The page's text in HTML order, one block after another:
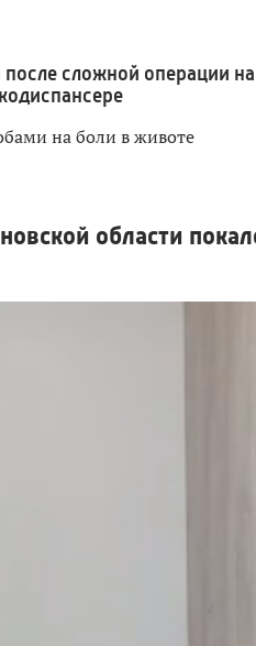
сложной операции
на боли в животе
области